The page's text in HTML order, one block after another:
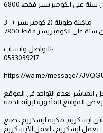
سنة على الكومبريسر فقط
3 - ماكينة طويلة (2 كومبريسر )
سنة على الكومبريسر فقط
للتواصل واتساب:
0533039217
https://wa.me/message/
المباشر لعدم التواجد في الموقع
المواقع المأجورة لبرائة الذمه
ايسكريم ،مكينة ايسكريم ، صنع
تعمل ايسكريم ، لعمل الآيسكريم